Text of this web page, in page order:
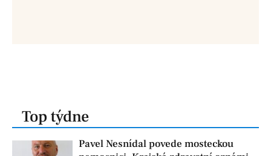
Top týdne
Pavel Nesnídal povede mosteckou